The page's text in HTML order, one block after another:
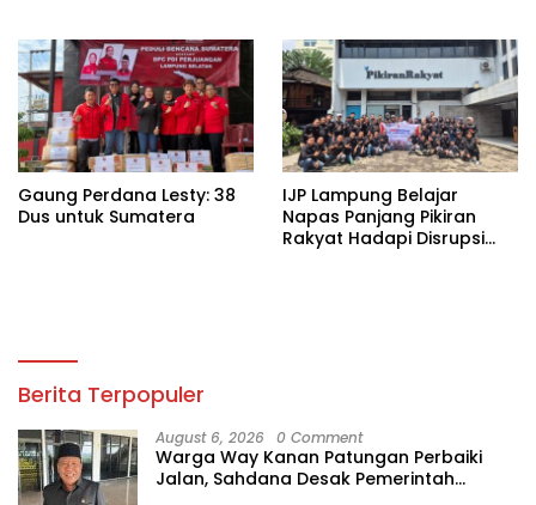
Gaung Perdana Lesty: 38
Dus untuk Sumatera
IJP Lampung Belajar
Napas Panjang Pikiran
Rakyat Hadapi Disrupsi
Berita Terpopuler
August 6, 2026 0 Comment
Warga Way Kanan Patungan Perbaiki
Jalan, Sahdana Desak Pemerintah